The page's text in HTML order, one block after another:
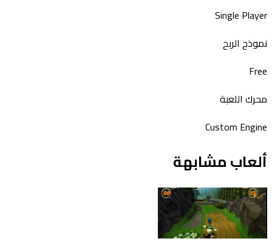
Single
الربح
اللعبة
Custom
مشابهة